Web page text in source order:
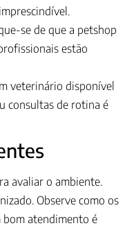
se de que a petshop
estão
veterinário disponível
consultas de rotina é
avaliar o ambiente.
Observe como os
bom atendimento é